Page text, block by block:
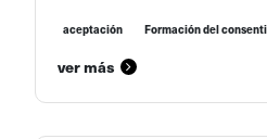
aceptación Formación del
ver más